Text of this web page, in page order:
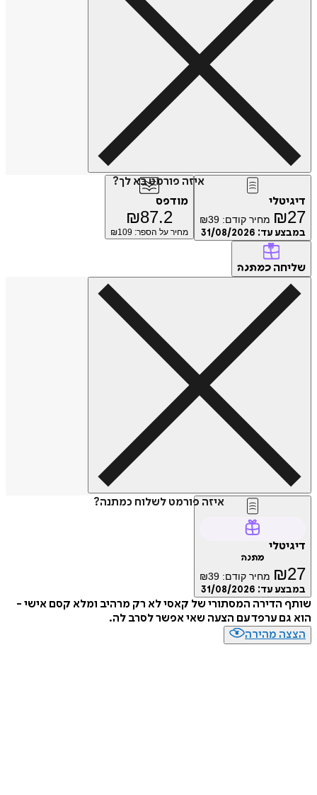
איזה פורמט בא לך?
דיגיטלי
₪27 מחיר קודם: ₪39
במבצע עד: 31/08/2026
מודפס
₪87.2
מחיר על הספר: ₪ 109
שליחה כמתנה
איזה פורמט לשלוח כמתנה?
דיגיטלי
מתנה
₪27 מחיר קודם: ₪39
במבצע עד: 31/08/2026
שותף הדירה המסתורי של קאסי לא רק מרהיב ומלא קסם אישי -
הוא גם ערפד עם הצעה שאי אפשר לסרב לה.
הצצה מהירה